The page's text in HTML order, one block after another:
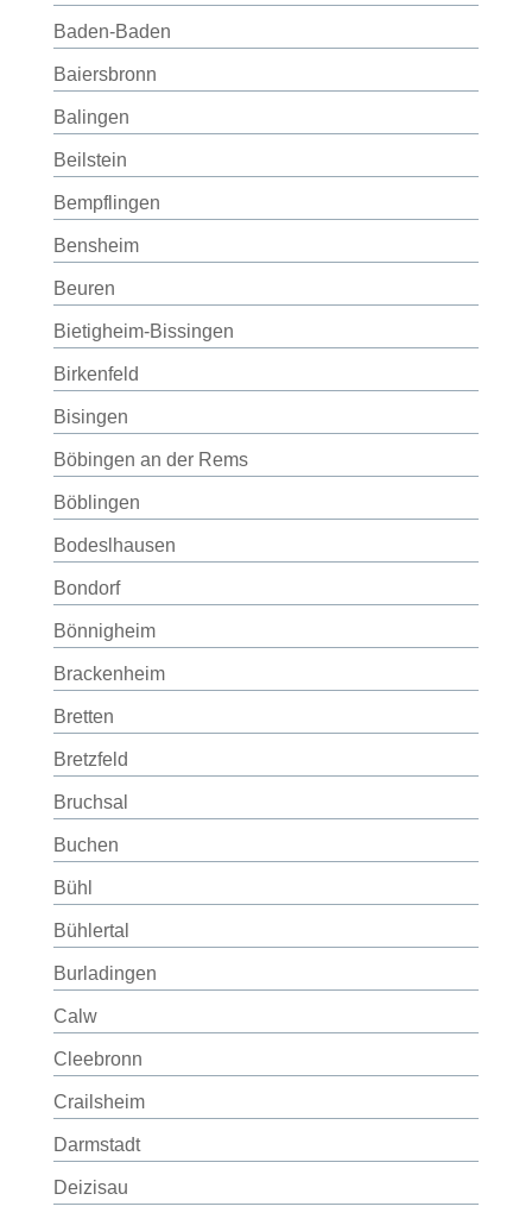
Baden-Baden
Baiersbronn
Balingen
Beilstein
Bempflingen
Bensheim
Beuren
Bietigheim-Bissingen
Birkenfeld
Bisingen
Böbingen an der Rems
Böblingen
Bodeslhausen
Bondorf
Bönnigheim
Brackenheim
Bretten
Bretzfeld
Bruchsal
Buchen
Bühl
Bühlertal
Burladingen
Calw
Cleebronn
Crailsheim
Darmstadt
Deizisau